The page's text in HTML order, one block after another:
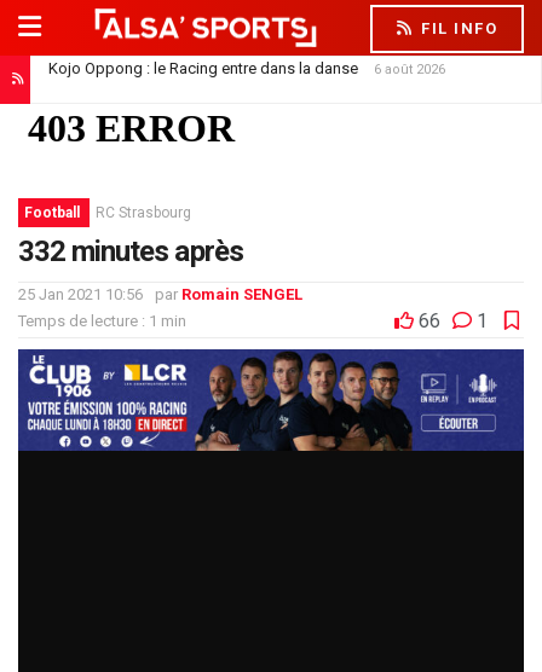
FIL INFO
Kojo Oppong : le Racing entre dans la danse 6 août 2026
Football RC Strasbourg
332 minutes après
25 Jan 2021 10:56 par Romain SENGEL
Temps de lecture : 1 min
66 1